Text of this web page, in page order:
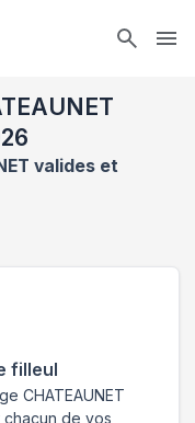
valides et
filleul
CHATEAUNET
de vos